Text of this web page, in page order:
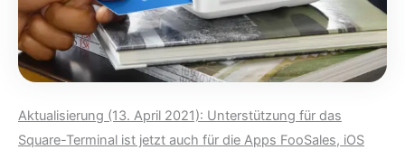
Aktualisierung (13. April 2021): Unterstützung für das
Square-Terminal ist jetzt auch für die Apps FooSales, iOS